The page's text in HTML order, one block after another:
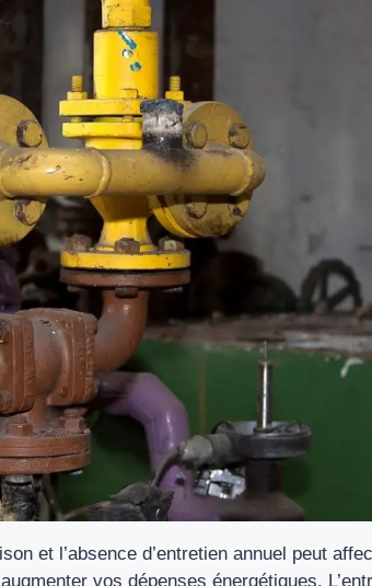
et l’absence d’entretien annuel peut
vos dépenses énergétiques.